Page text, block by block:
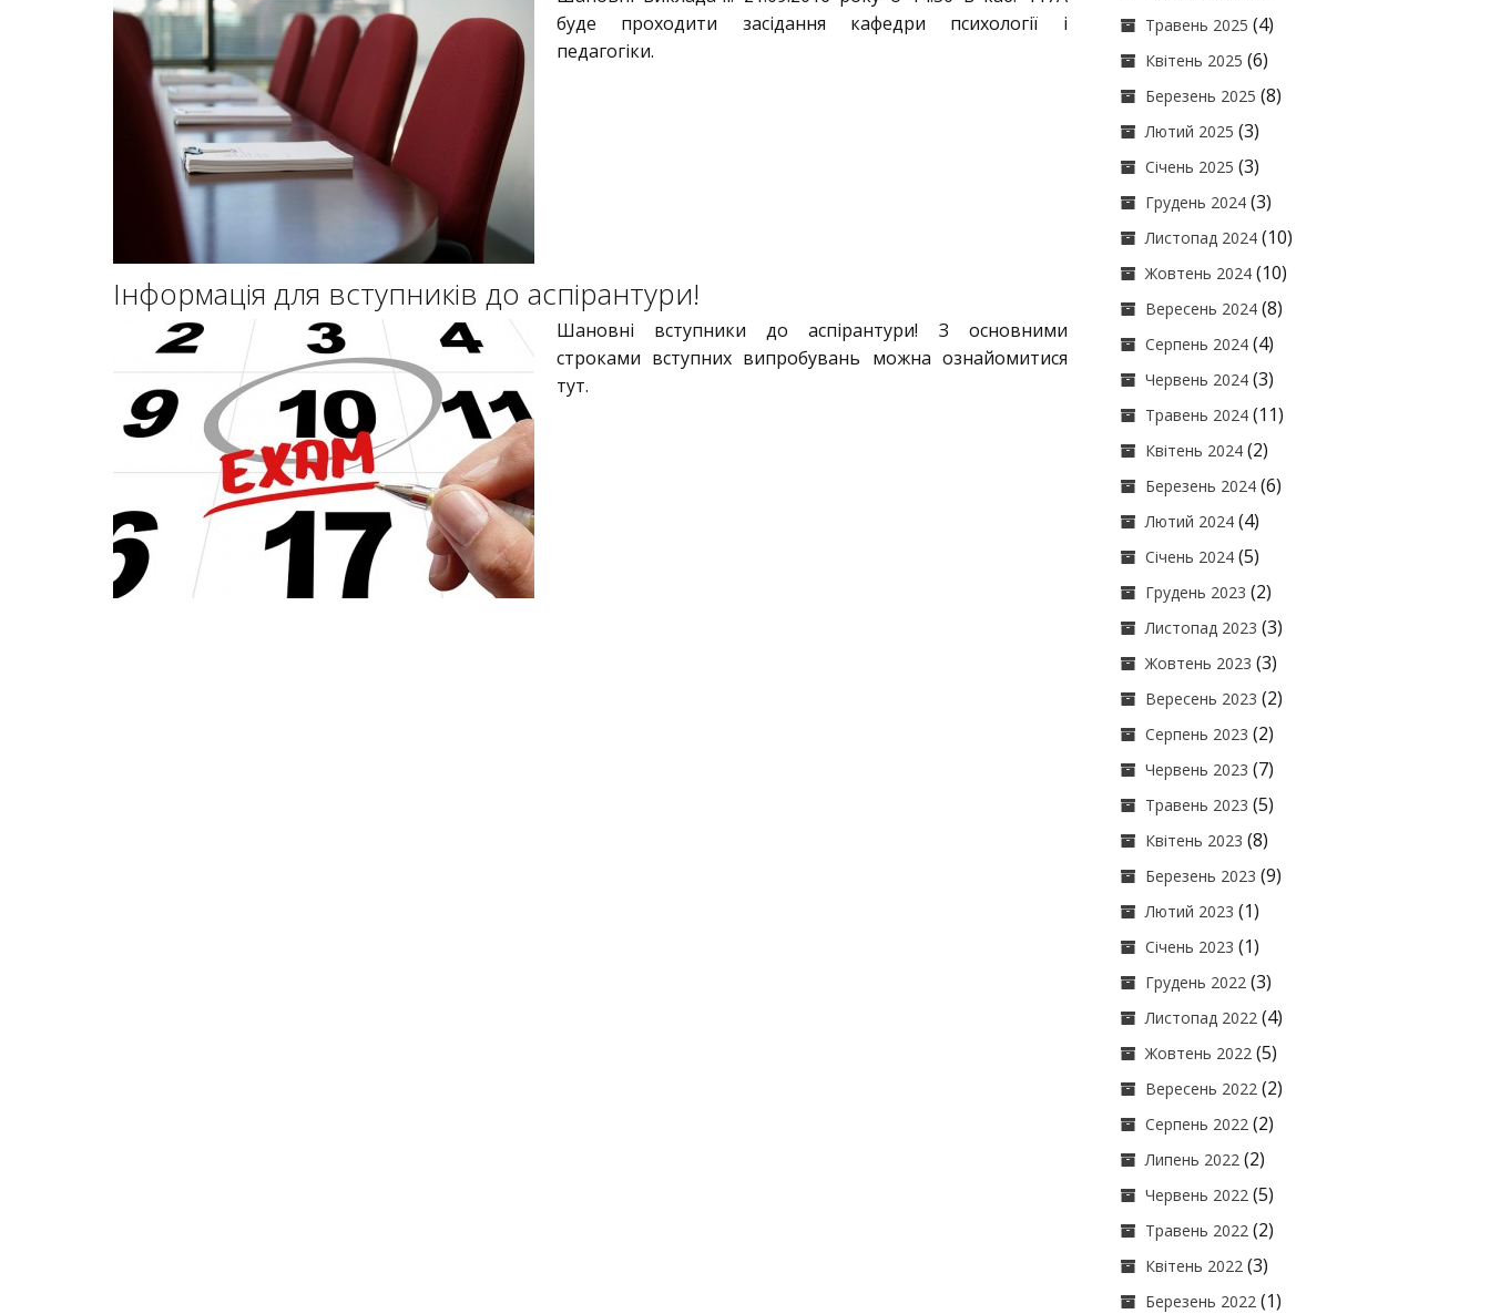
буде проходити засідання кафедри психології і
педагогіки.
Інформація для вступників до аспірантури!
Шановні вступники до аспірантури! З основними
строками вступних випробувань можна ознайомитися
тут.
Травень 2025 (4)
Квітень 2025 (6)
Березень 2025 (8)
Лютий 2025 (3)
Січень 2025 (3)
Грудень 2024 (3)
Листопад 2024 (10)
Жовтень 2024 (10)
Вересень 2024 (8)
Серпень 2024 (4)
Червень 2024 (3)
Травень 2024 (11)
Квітень 2024 (2)
Березень 2024 (6)
Лютий 2024 (4)
Січень 2024 (5)
Грудень 2023 (2)
Листопад 2023 (3)
Жовтень 2023 (3)
Вересень 2023 (2)
Серпень 2023 (2)
Червень 2023 (7)
Травень 2023 (5)
Квітень 2023 (8)
Березень 2023 (9)
Лютий 2023 (1)
Січень 2023 (1)
Грудень 2022 (3)
Листопад 2022 (4)
Жовтень 2022 (5)
Вересень 2022 (2)
Серпень 2022 (2)
Липень 2022 (2)
Червень 2022 (5)
Травень 2022 (2)
Квітень 2022 (3)
Березень 2022 (1)